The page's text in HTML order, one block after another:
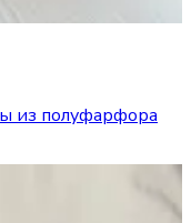
из полуфарфора